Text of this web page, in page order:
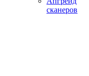
сканеров